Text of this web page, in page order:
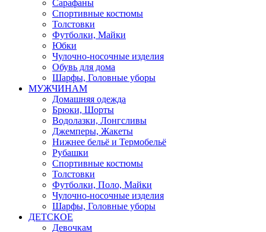
Сарафаны
Спортивные костюмы
Толстовки
Футболки, Майки
Юбки
Чулочно-носочные изделия
Обувь для дома
Шарфы, Головные уборы
МУЖЧИНАМ
Домашняя одежда
Брюки, Шорты
Водолазки, Лонгсливы
Джемперы, Жакеты
Нижнее бельё и Термобельё
Рубашки
Спортивные костюмы
Толстовки
Футболки, Поло, Майки
Чулочно-носочные изделия
Шарфы, Головные уборы
ДЕТСКОЕ
Девочкам